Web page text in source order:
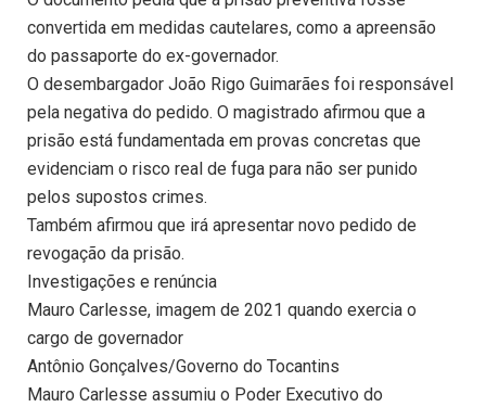
convertida em medidas cautelares, como a apreensão
do passaporte do ex-governador.
O desembargador João Rigo Guimarães foi responsável
pela negativa do pedido. O magistrado afirmou que a
prisão está fundamentada em provas concretas que
evidenciam o risco real de fuga para não ser punido
pelos supostos crimes.
Também afirmou que irá apresentar novo pedido de
revogação da prisão.
Investigações e renúncia
Mauro Carlesse, imagem de 2021 quando exercia o
cargo de governador
Antônio Gonçalves/Governo do Tocantins
Mauro Carlesse assumiu o Poder Executivo do